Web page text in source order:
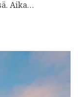
Aika…